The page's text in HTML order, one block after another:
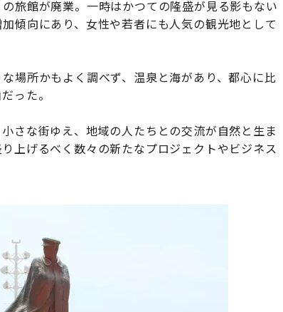
旅館が廃業。一時はかつての隆盛が見る影もない
傾向にあり、女性や若者にも人気の観光地として
場所かもよく調べず、温泉と海があり、都心に比
った。
さな街ゆえ、地域の人たちとの交流が自然と生ま
上げるべく数々の新たなプロジェクトやビジネス